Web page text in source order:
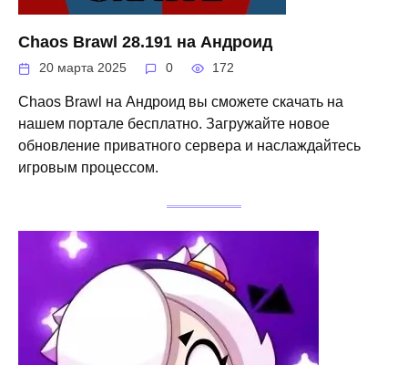
Chaos Brawl 28.191 на Андроид
20 марта 2025 0 172
Chaos Brawl на Андроид вы сможете скачать на
нашем портале бесплатно. Загружайте новое
обновление приватного сервера и наслаждайтесь
игровым процессом.